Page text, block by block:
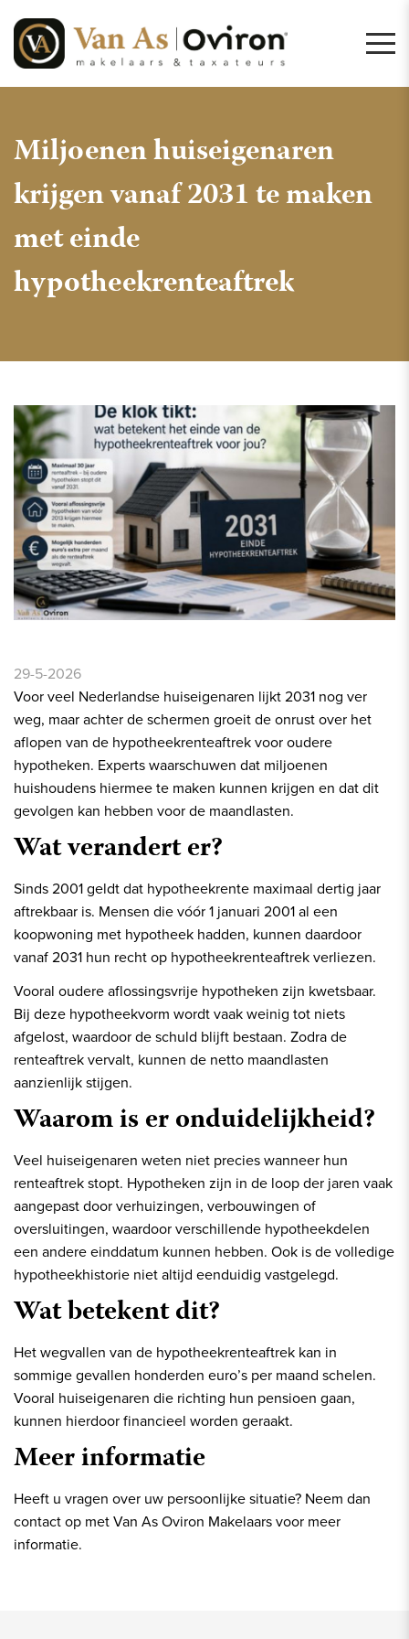
Miljoenen huiseigenaren
krijgen vanaf 2031 te maken
met einde
hypotheekrenteaftrek
29-5-2026
Voor veel Nederlandse huiseigenaren lijkt 2031 nog ver
weg, maar achter de schermen groeit de onrust over het
aflopen van de hypotheekrenteaftrek voor oudere
hypotheken. Experts waarschuwen dat miljoenen
huishoudens hiermee te maken kunnen krijgen en dat dit
gevolgen kan hebben voor de maandlasten.
Wat verandert er?
Sinds 2001 geldt dat hypotheekrente maximaal dertig jaar
aftrekbaar is. Mensen die vóór 1 januari 2001 al een
koopwoning met hypotheek hadden, kunnen daardoor
vanaf 2031 hun recht op hypotheekrenteaftrek verliezen.
Vooral oudere aflossingsvrije hypotheken zijn kwetsbaar.
Bij deze hypotheekvorm wordt vaak weinig tot niets
afgelost, waardoor de schuld blijft bestaan. Zodra de
renteaftrek vervalt, kunnen de netto maandlasten
aanzienlijk stijgen.
Waarom is er onduidelijkheid?
Veel huiseigenaren weten niet precies wanneer hun
renteaftrek stopt. Hypotheken zijn in de loop der jaren vaak
aangepast door verhuizingen, verbouwingen of
oversluitingen, waardoor verschillende hypotheekdelen
een andere einddatum kunnen hebben. Ook is de volledige
hypotheekhistorie niet altijd eenduidig vastgelegd.
Wat betekent dit?
Het wegvallen van de hypotheekrenteaftrek kan in
sommige gevallen honderden euro’s per maand schelen.
Vooral huiseigenaren die richting hun pensioen gaan,
kunnen hierdoor financieel worden geraakt.
Meer informatie
Heeft u vragen over uw persoonlijke situatie? Neem dan
contact op met Van As Oviron Makelaars voor meer
informatie.